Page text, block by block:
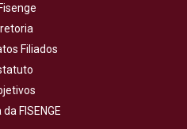
Filiados
FISENGE